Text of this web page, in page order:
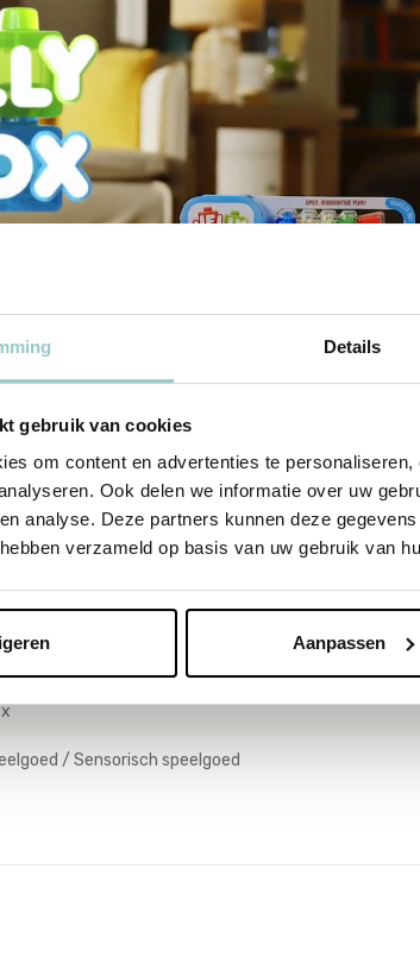
Details
gebruik van cookies
om content en advertenties te
Ook delen we informatie over uw
analyse. Deze partners kunnen deze
verzameld op basis van uw gebruik van
Aanpassen
/ Sensorisch speelgoed